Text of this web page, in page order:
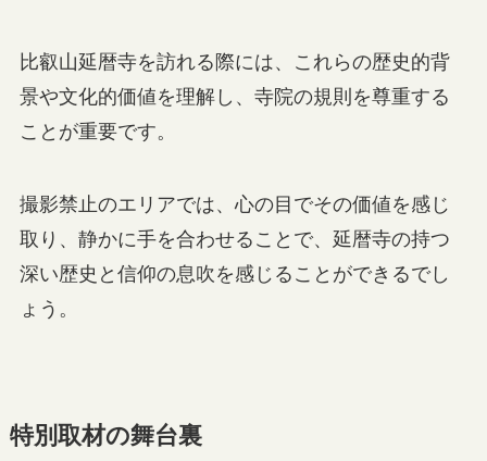
比叡山延暦寺を訪れる際には、これらの歴史的背
景や文化的価値を理解し、寺院の規則を尊重する
ことが重要です。
撮影禁止のエリアでは、心の目でその価値を感じ
取り、静かに手を合わせることで、延暦寺の持つ
深い歴史と信仰の息吹を感じることができるでし
ょう。
特別取材の舞台裏